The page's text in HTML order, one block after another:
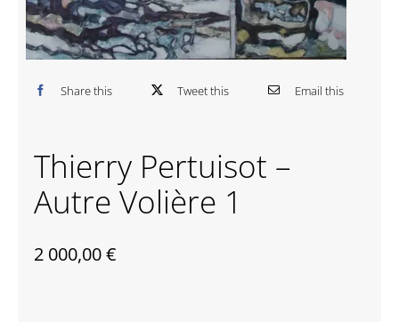
Contactez-nous
Share this Tweet this Email this
Thierry Pertuisot –
Autre Volière 1
2 000,00€